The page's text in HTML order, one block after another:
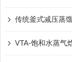
传统釜式减压蒸
VTA-饱和水蒸气